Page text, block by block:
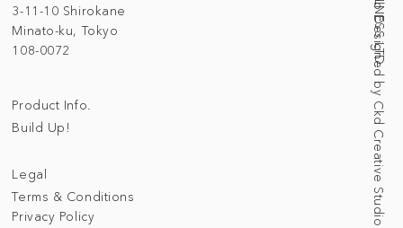
3-11-10 Shirokane
Minato-ku, Tokyo
108-0072
Web Designed by Ckd Creative Studio
Legal
Terms & Conditions
Privacy Policy
Product Info.
Build Up!